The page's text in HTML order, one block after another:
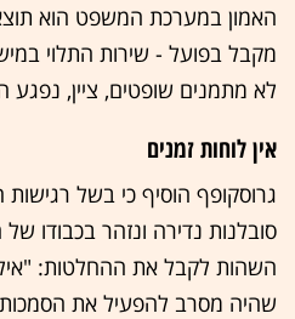
האמון במערכת המשפט הוא
מקבל בפועל - שירות התלוי
לא מתמנים שופטים, ציין, נפגע
אין לוחות זמנים
גרוסקופף הוסיף כי בשל
סובלנות נדירה ונזהר בכבודו
השהות לקבל את ההחלטות:
שהיה מסרב להפעיל את הסמכות